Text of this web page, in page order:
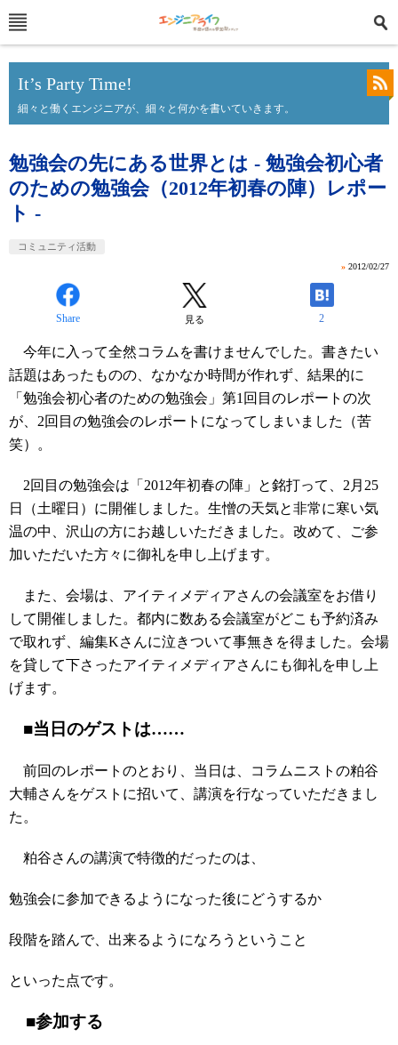
It’s Party Time!
細々と働くエンジニアが、細々と何かを書いていきます。
勉強会の先にある世界とは - 勉強会初心者
のための勉強会（2012年初春の陣）レポー
ト -
コミュニティ活動
» 2012/02/27
Share 見る 2
今年に入って全然コラムを書けませんでした。書きたい
話題はあったものの、なかなか時間が作れず、結果的に
「勉強会初心者のための勉強会」第1回目のレポートの次
が、2回目の勉強会のレポートになってしまいました（苦
笑）。
2回目の勉強会は「2012年初春の陣」と銘打って、2月25
日（土曜日）に開催しました。生憎の天気と非常に寒い気
温の中、沢山の方にお越しいただきました。改めて、ご参
加いただいた方々に御礼を申し上げます。
また、会場は、アイティメディアさんの会議室をお借り
して開催しました。都内に数ある会議室がどこも予約済み
で取れず、編集Kさんに泣きついて事無きを得ました。会場
を貸して下さったアイティメディアさんにも御礼を申し上
げます。
■当日のゲストは……
前回のレポートのとおり、当日は、コラムニストの粕谷
大輔さんをゲストに招いて、講演を行なっていただきまし
た。
粕谷さんの講演で特徴的だったのは、
勉強会に参加できるようになった後にどうするか
段階を踏んで、出来るようになろうということ
といった点です。
■参加する